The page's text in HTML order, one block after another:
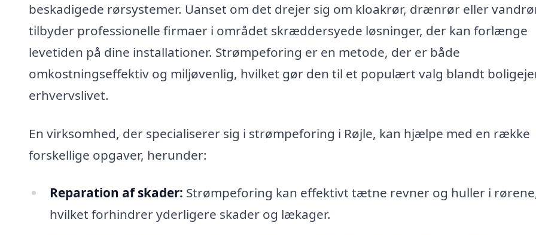
beskadigede rørsystemer. Uanset om det drejer sig om kloakrør, drænrør eller
tilbyder professionelle firmaer i området skræddersyede løsninger, der kan forlænge
levetiden på dine installationer. Strømpeforing er en metode, der er både
omkostningseffektiv og miljøvenlig, hvilket gør den til et populært valg blandt
erhvervslivet.
En virksomhed, der specialiserer sig i strømpeforing i Røjle, kan hjælpe med en række
forskellige opgaver, herunder:
Reparation af skader: Strømpeforing kan effektivt tætne revner og huller i
hvilket forhindrer yderligere skader og lækager.